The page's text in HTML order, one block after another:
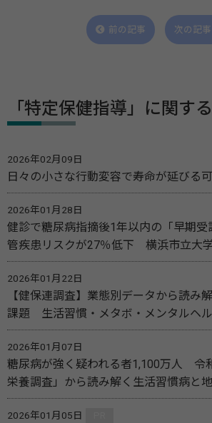
前の記事 次の記事
「特定保健指導」に関す
2026年02月09日
日々の小さな行動変容で寿命が延びる
2026年01月28日
健診で糖尿病指摘後1年以内の「早期
管疾患リスクが27％低下 横浜市立大
2026年01月22日
【健保連調査】業態別データから読み
課題 生活習慣・メタボ・メンタルヘ
2026年01月07日
糖尿病が強く疑われる者1,100万人 令
栄養調査」から読み解く生活習慣病と
2026年01月05日